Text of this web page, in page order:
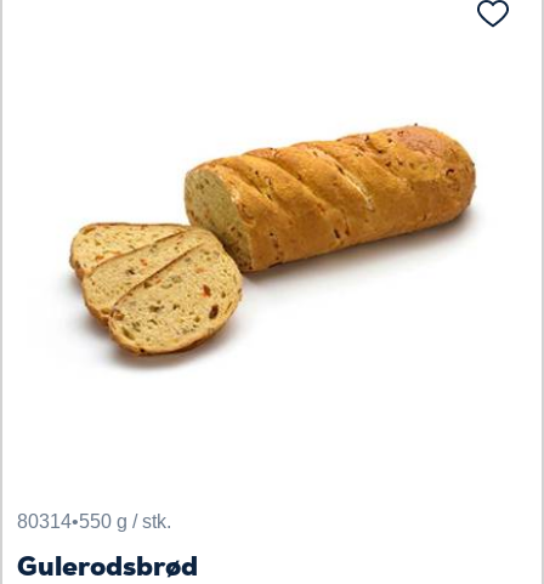
80314•550 g / stk.
Gulerodsbrød